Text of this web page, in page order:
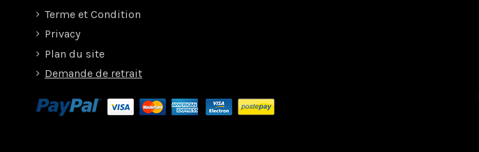
Terme et Condition
Privacy
Plan du site
Demande de retrait